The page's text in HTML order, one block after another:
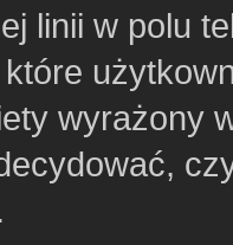
linii w polu
wyrażony